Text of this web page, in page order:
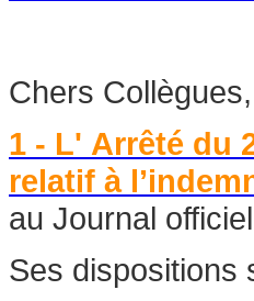
Chers Collègues,
1 - L' Arrêté du
relatif à
au Journal
Ses dispositions